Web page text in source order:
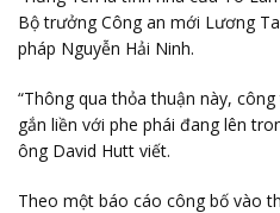
Bộ trưởng Công an mới Lương
pháp Nguyễn Hải Ninh.
“Thông qua thỏa thuận này,
gắn liền với phe phái đang lên
ông David Hutt viết.
Theo một báo cáo công bố vào